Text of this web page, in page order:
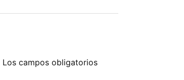
Los campos obligatorios